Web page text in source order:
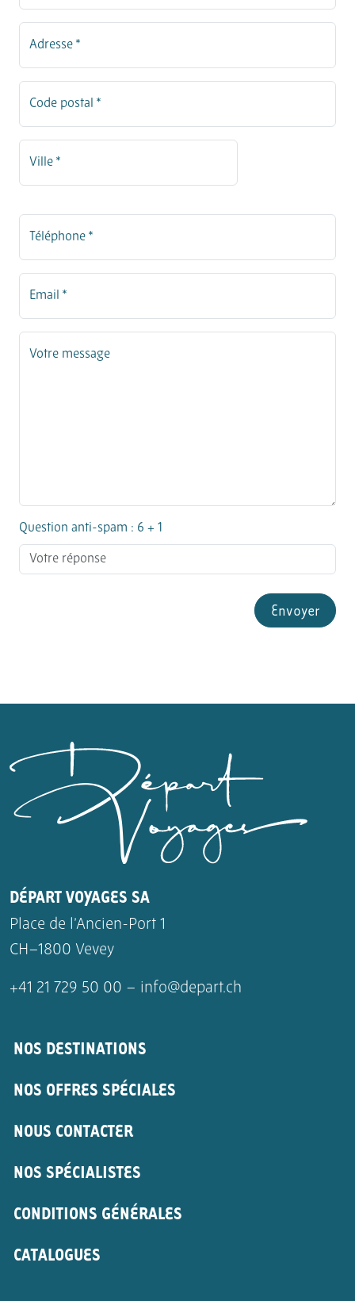
Adresse *
Code postal *
Ville *
Téléphone *
Email *
Votre message
Question anti-spam : 6 + 1
Envoyer
DÉPART VOYAGES SA
Place de l’Ancien-Port 1
CH–1800 Vevey
+41 21 729 50 00 – info@depart.ch
NOS DESTINATIONS
NOS OFFRES SPÉCIALES
NOUS CONTACTER
NOS SPÉCIALISTES
CONDITIONS GÉNÉRALES
CATALOGUES